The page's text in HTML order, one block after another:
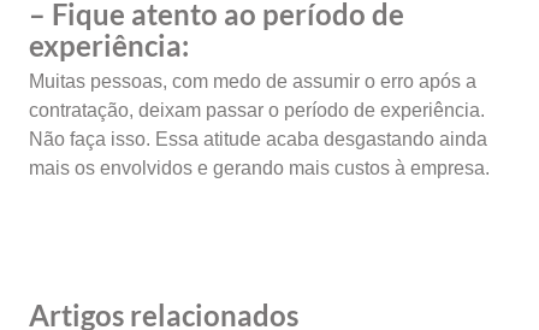
– Fique atento ao período de
experiência:
Muitas pessoas, com medo de assumir o erro após a
contratação, deixam passar o período de experiência.
Não faça isso. Essa atitude acaba desgastando ainda
mais os envolvidos e gerando mais custos à empresa.
Artigos relacionados